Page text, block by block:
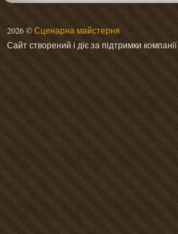
2026 ©Сценарна майстерня
Сайт створений і діє за підтримки компанії